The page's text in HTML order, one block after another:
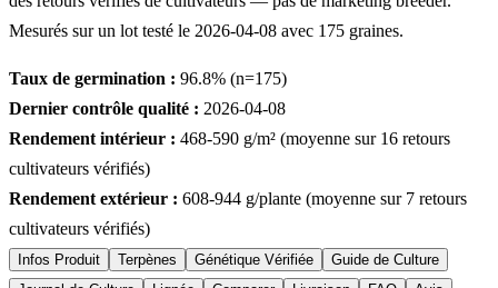
Mesurés sur un lot testé le 2026-04-08 avec 175 graines.
Taux de germination : 96.8% (n=175)
Dernier contrôle qualité : 2026-04-08
Rendement intérieur : 468-590 g/m² (moyenne sur 16 retours
cultivateurs vérifiés)
Rendement extérieur : 608-944 g/plante (moyenne sur 7 retours
cultivateurs vérifiés)
Infos Produit Terpènes Génétique Vérifiée
Guide de Culture